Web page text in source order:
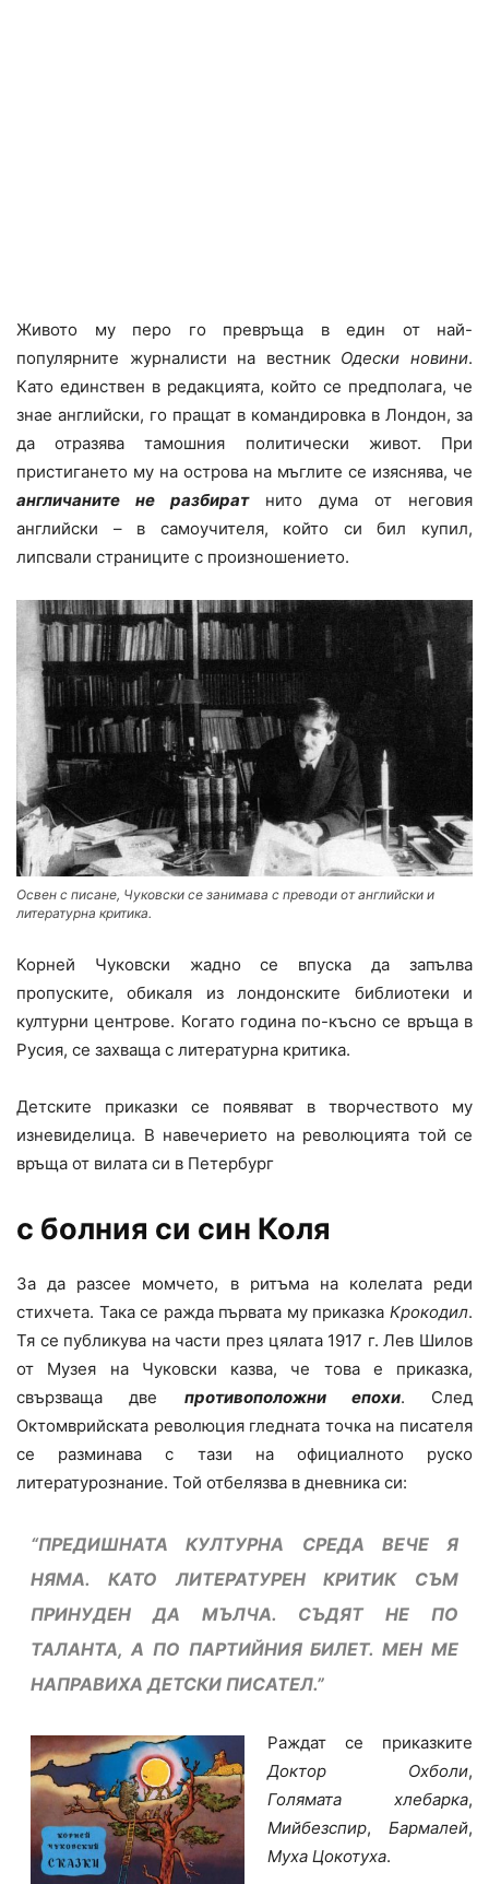
Живото му перо го превръща в един от най-
популярните журналисти на вестник Одески новини.
Като единствен в редакцията, който се предполага, че
знае английски, го пращат в командировка в Лондон, за
да отразява тамошния политически живот. При
пристигането му на острова на мъглите се изяснява, че
англичаните не разбират
нито дума от неговия
английски – в самоучителя, който си бил купил,
липсвали страниците с произношението.
Освен с писане, Чуковски се занимава с преводи от английски и
литературна критика.
Корней Чуковски жадно се впуска да запълва
пропуските, обикаля из лондонските библиотеки и
културни центрове. Когато година по-късно се връща в
Русия, се захваща с литературна критика.
Детските приказки се появяват в творчеството му
изневиделица. В навечерието на революцията той се
връща от вилата си в Петербург
с болния си син Коля
За да разсее момчето, в ритъма на колелата реди
стихчета. Така се ражда първата му приказка Крокодил.
Тя се публикува на части през цялата 1917 г. Лев Шилов
от Музея на Чуковски казва, че това е приказка,
свързваща две противоположни епохи. След
Октомврийската революция гледната точка на писателя
се разминава с тази на официалното руско
литературознание. Той отбелязва в дневника си:
“ПРЕДИШНАТА КУЛТУРНА СРЕДА ВЕЧЕ Я
НЯМА. КАТО ЛИТЕРАТУРЕН КРИТИК СЪМ
ПРИНУДЕН ДА МЪЛЧА. СЪДЯТ НЕ ПО
ТАЛАНТА, А ПО ПАРТИЙНИЯ БИЛЕТ. МЕН МЕ
НАПРАВИХА ДЕТСКИ ПИСАТЕЛ.”
Раждат се приказките
Доктор Охболи,
Голямата хлебарка,
Мийбезспир, Бармалей,
Муха Цокотуха.